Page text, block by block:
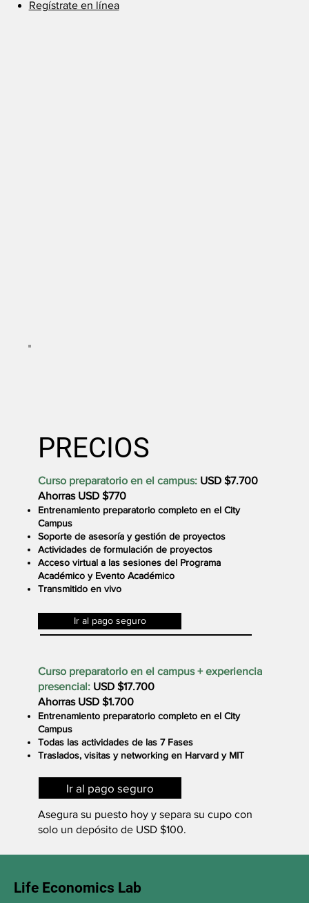
Regístrate en línea
PRECIOS
Curso preparatorio en el campus: USD $7.700
Ahorras USD $770
Entrenamiento preparatorio completo en el City
Campus
Soporte de asesoría y gestión de proyectos
Actividades de formulación de proyectos
Acceso virtual a las sesiones del Programa
Académico y Evento Académico
Transmitido en vivo
Ir al pago seguro
Curso preparatorio en el campus + experiencia
presencial: USD $17.700
Ahorras USD $1.700
Entrenamiento preparatorio completo en el City
Campus
Todas las actividades de las 7 Fases
Traslados, visitas y networking en Harvard y MIT
Ir al pago seguro
Asegura su puesto hoy y separa su cupo con
solo un depósito de USD $100.
Life Economics Lab